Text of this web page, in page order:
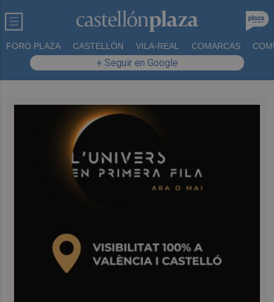
FORO PLAZA CASTELLÓN VILA-REAL COMARCAS
+ Seguir en Google